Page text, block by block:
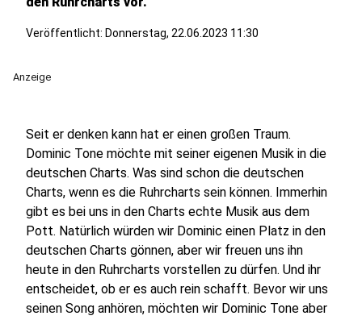
Veröffentlicht: Donnerstag, 22.06.2023 11:30
Anzeige
Seit er denken kann hat er einen großen Traum.
Dominic Tone möchte mit seiner eigenen Musik in die
deutschen Charts. Was sind schon die deutschen
Charts, wenn es die Ruhrcharts sein können. Immerhin
gibt es bei uns in den Charts echte Musik aus dem
Pott. Natürlich würden wir Dominic einen Platz in den
deutschen Charts gönnen, aber wir freuen uns ihn
heute in den Ruhrcharts vorstellen zu dürfen. Und ihr
entscheidet, ob er es auch rein schafft. Bevor wir uns
seinen Song anhören, möchten wir Dominic Tone aber